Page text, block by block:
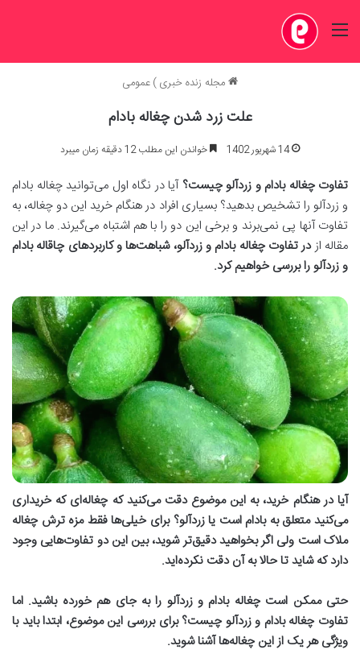
منو
مجله زنده خبری)عمومی
علت زرد شدن چغاله بادام
14 شهریور 1402 خواندن این مطلب 12 دقیقه زمان میبرد
تفاوت چغاله بادام و زردآلو چیست؟ آیا در نگاه اول می‌توانید چغاله بادام
و زردآلو را تشخیص بدهید؟ بسیاری افراد در هنگام خرید این دو چغاله، به
تفاوت آنها پی نمی‌برند و برخی این دو را با هم اشتباه می‌گیرند. ما در این
مقاله ازدر تفاوت چغاله بادام و زردآلو، شباهت‌ها و کاربردهای چاقاله بادام
و زردآلو را بررسی خواهیم کرد.
آیا در هنگام خرید، به این موضوع دقت می‌کنید که چغاله‌ای که خریداری
می‌کنید متعلق به بادام است یا زردآلو؟ برای خیلی‌ها فقط مزه ترش چغاله
ملاک است ولی اگر بخواهید دقیق‌تر شوید، بین این دو تفاوت‌هایی وجود
دارد که شاید تا حالا به آن دقت نکرده‌اید.
حتی ممکن است چغاله بادام و زردآلو را به جای هم خورده باشید. اما
تفاوت چغاله بادام و زردآلو چیست؟ برای بررسی این موضوع، ابتدا باید با
ویژگی‌ هر یک از این چغاله‌ها آشنا شوید.